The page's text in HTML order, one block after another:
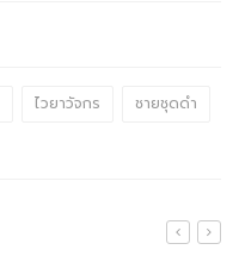
ไวยาวัจกร
ชายชุดดำ